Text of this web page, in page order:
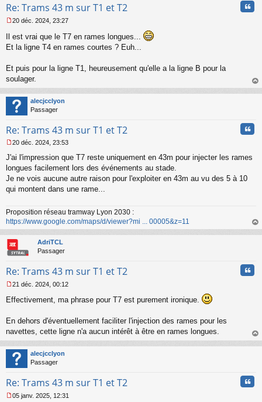
u
Re: Trams 43 m sur T1 et T2
e
s
g
e
n
o
n
l
20 déc. 2024, 23:27
Il est vrai que le T7 en rames longues...
Et la ligne T4 en rames courtes ? Euh...
Et puis pour la ligne T1, heureusement qu'elle a la ligne B pour la
soulager.
au
alecjcclyon
Passager
Re: Trams 43 m sur T1 et T2
e
s
g
n
o
n
l
u
20 déc. 2024, 23:53
J'ai l'impression que T7 reste uniquement en 43m pour injecter les rames
longues facilement lors des événements au stade.
Je ne vois aucune autre raison pour l'exploiter en 43m au vu des 5 à 10
qui montent dans une rame...
Proposition réseau tramway Lyon 2030 :
https://www.google.com/maps/d/viewer?mi ... 00005&z=11
au
AdriTCL
Passager
Re: Trams 43 m sur T1 et T2
e
a
g
n
o
n
u
21 déc. 2024, 00:12
Effectivement, ma phrase pour T7 est purement ironique.
En dehors d'éventuellement faciliter l'injection des rames pour les
navettes, cette ligne n'a aucun intérêt à être en rames longues.
au
alecjcclyon
Passager
Re: Trams 43 m sur T1 et T2
05 janv. 2025, 12:31